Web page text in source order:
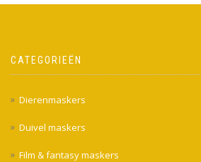
CATEGORIEËN
Dierenmaskers
Duivel maskers
Film & fantasy maskers